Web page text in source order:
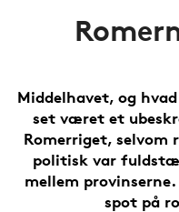
Middelhavet, og
set været et
Romerriget, selvom
politisk var
mellem
spot på